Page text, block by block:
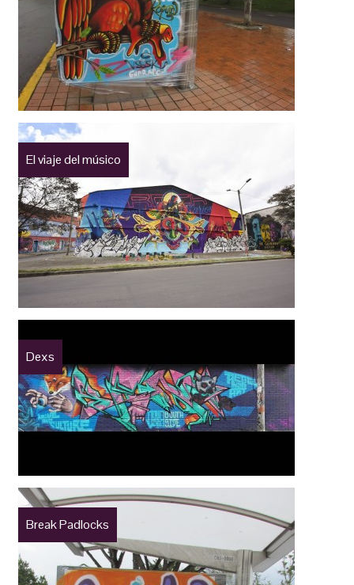
El viaje del músico
Dexs
Break Padlocks